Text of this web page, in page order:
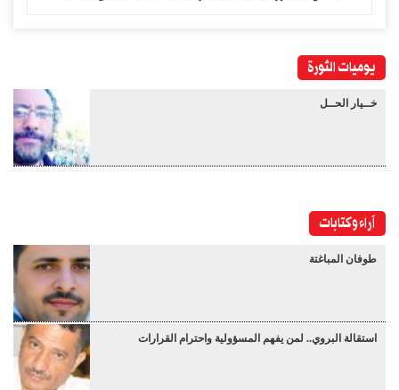
يوميات الثورة
خــيار الحــل
آراء وكتابات
طوفان المباغتة
استقالة البروي.. لمن يفهم المسؤولية واحترام القرارات